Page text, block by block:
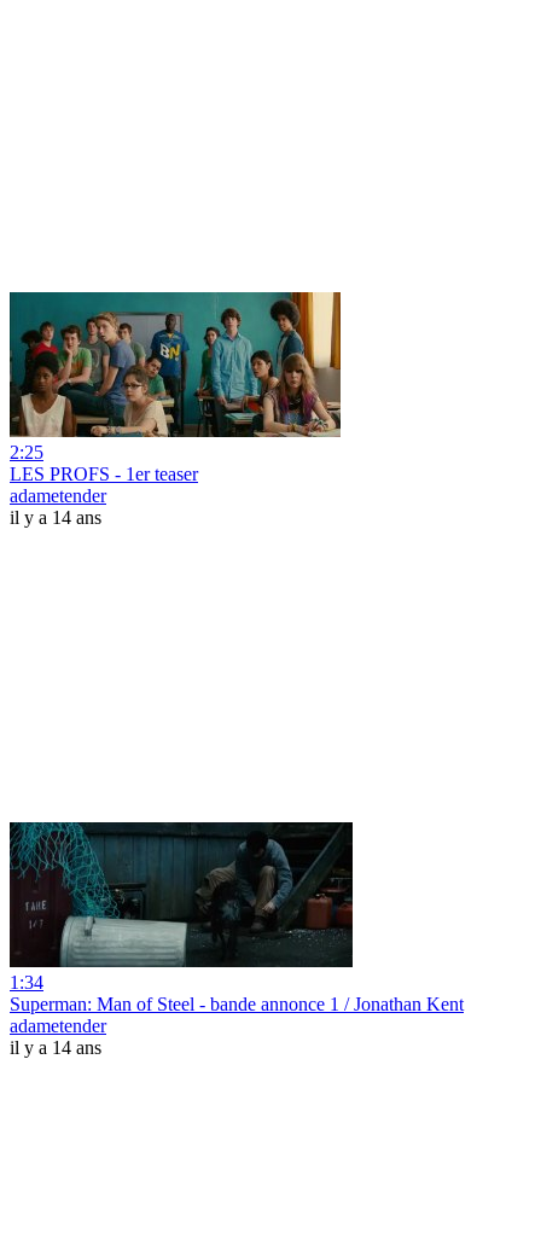
2:25
LES PROFS - 1er teaser
adametender
il y a 14 ans
1:34
Superman: Man of Steel - bande annonce 1 / Jonathan Kent
adametender
il y a 14 ans